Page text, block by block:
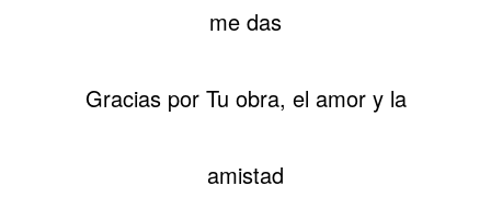
me das
Gracias por Tu obra, el amor y la
amistad